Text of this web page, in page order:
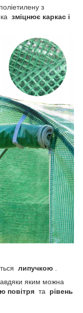
з
зміцнює каркас і
липучкою
яким можна
повітря та рівень